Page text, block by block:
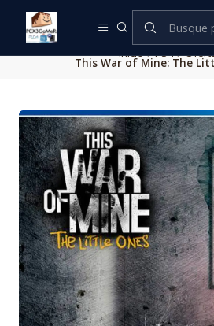
Inicio PS4
This War of Mine: The